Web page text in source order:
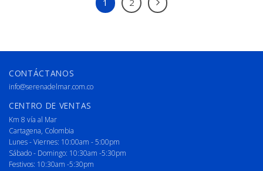
CONTÁCTANOS
info@serenadelmar.com.co
CENTRO DE VENTAS
Km 8 vía al Mar
Cartagena, Colombia
Lunes - Viernes: 10:00am - 5:00pm
Sábado - Domingo: 10:30am -5:30pm
Festivos: 10:30am -5:30pm